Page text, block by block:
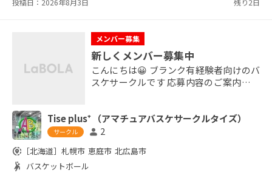
投稿日：2026年8月3日 残り2日
メンバー募集
新しくメンバー募集中
こんにちは😀 ブランク有経験者向けのバ
スケサークルです 応募内容のご案内です
日 火曜日は上級者歓迎 金曜日はレベル不
問 参加資格 ・社会人 ・30歳〜上限無し
める方歓迎 応募方法 ①〜③の自己紹介文
Tise plus⁺ （アマチュアバスケサークルタイズ）
サークル person 2
share_location ［北海道］ 札幌市 恵庭市 北広島市
sports_handball バスケットボール